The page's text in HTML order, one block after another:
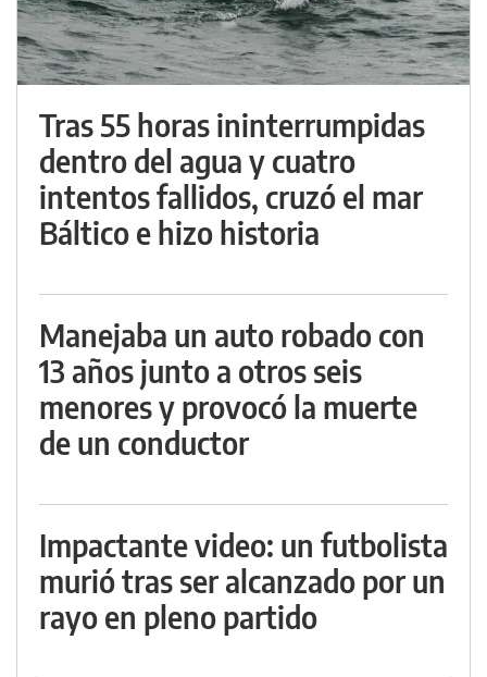
Tras 55 horas ininterrumpidas
dentro del agua y cuatro
intentos fallidos, cruzó el mar
Báltico e hizo historia
Manejaba un auto robado con
13 años junto a otros seis
menores y provocó la muerte
de un conductor
Impactante video: un futbolista
murió tras ser alcanzado por un
rayo en pleno partido